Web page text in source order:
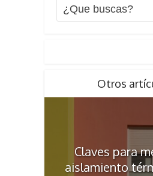
Otros
Claves para
aislamiento